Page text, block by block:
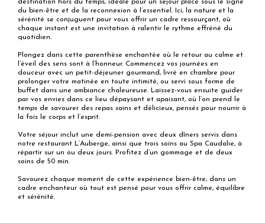
destination hors du temps, idéale pour un séjour placé sous le signe
du bien-être et de la reconnexion à l’essentiel. Ici, la nature et la
sérénité se conjuguent pour vous offrir un cadre ressourçant, où
chaque instant est une invitation à ralentir le rythme effréné du
quotidien.
Plongez dans cette parenthèse enchantée où le retour au calme et
l’éveil des sens sont à l’honneur. Commencez vos journées en
douceur avec un petit-déjeuner gourmand, livré en chambre pour
prolonger votre matinée en toute intimité, ou servi sous forme de
buffet dans une ambiance chaleureuse. Laissez-vous ensuite guider
par vos envies dans ce lieu dépaysant et apaisant, où l’on prend le
temps de savourer des repas sains et délicieux, pensés pour nourrir à
la fois le corps et l’esprit.
Votre séjour inclut une demi-pension avec deux dîners servis dans
notre restaurant L’Auberge, ainsi que trois soins au Spa Caudalie, à
répartir sur un ou deux jours. Profitez d’un gommage et de deux
soins de 50 min.
Savourez chaque moment de cette expérience bien-être, dans un
cadre enchanteur où tout est pensé pour vous offrir calme, équilibre
et sérénité.